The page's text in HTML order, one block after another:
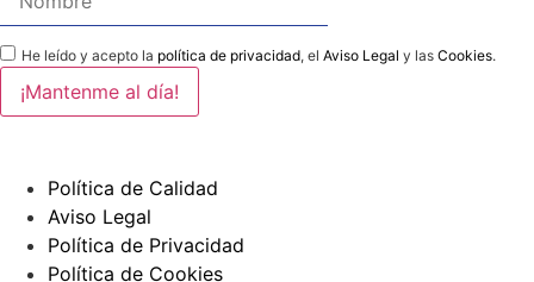
He leído y acepto la política de privacidad, el Aviso Legal y las Cookies.
Política de Calidad
Aviso Legal
Política de Privacidad
Política de Cookies